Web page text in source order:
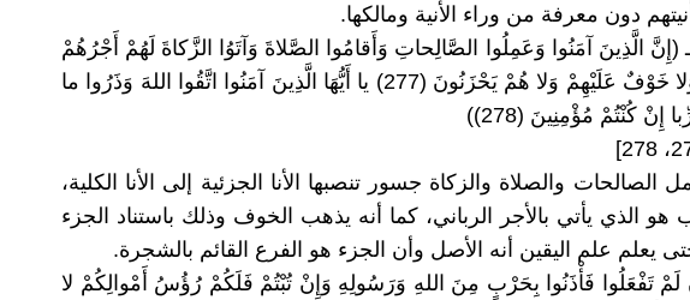
دون معرفة من وراء الأنية ومالكها.
278 ـ (إِنَّ الَّذِينَ آمَنُوا وَعَمِلُوا الصَّالِحاتِ وَأَقامُوا الصَّلاةَ وَآتَوُا الزَّكاةَ لَهُمْ أَجْرُهُمْ
عِنْدَ رَبِّهِمْ وَلا خَوْفٌ عَلَيْهِمْ وَلا هُمْ يَحْزَنُونَ (277) يا أَيُّهَا الَّذِينَ آمَنُوا اتَّقُوا اللهَ وَذَرُوا ما
إِنْ كُنْتُمْ مُؤْمِنِينَ (278))
الصالحات والصلاة والزكاة جسور تنصبها الأنا الجزئية إلى الأنا الكلية،
هو الذي يأتي بالأجر الرباني، كما أنه يذهب الخوف وذلك باستناد الجزء
يعلم علم اليقين أنه الأصل وأن الجزء هو الفرع القائم بالشجرة.
لَمْ تَفْعَلُوا فَأْذَنُوا بِحَرْبٍ مِنَ اللهِ وَرَسُولِهِ وَإِنْ تُبْتُمْ فَلَكُمْ رُؤُسُ أَمْوالِكُمْ لا